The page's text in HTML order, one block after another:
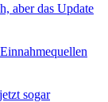
aber das Update
sogar